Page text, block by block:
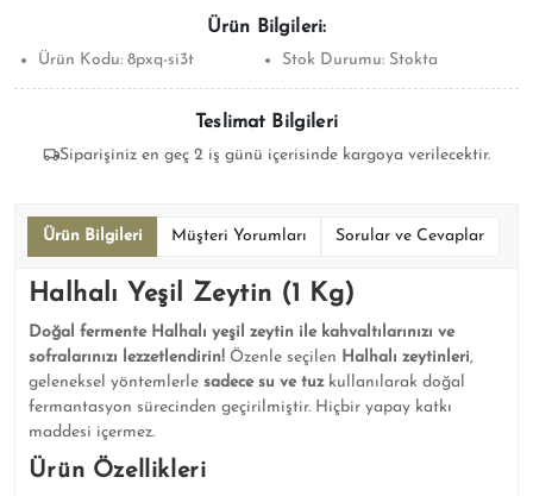
Ürün Bilgileri:
Ürün Kodu: 8pxq-si3t Stok Durumu:Stokta
Teslimat Bilgileri
Siparişiniz en geç 2 iş günü içerisinde kargoya verilecektir.
Ürün Bilgileri Müşteri Yorumları Sorular ve Cevaplar
Halhalı Yeşil Zeytin (1 Kg)
Doğal fermente Halhalı yeşil zeytin ile kahvaltılarınızı ve
sofralarınızı lezzetlendirin!Özenle seçilen Halhalı zeytinleri,
geleneksel yöntemlerle sadece su ve tuzkullanılarak doğal
fermantasyon sürecinden geçirilmiştir. Hiçbir yapay katkı
maddesi içermez.
Ürün Özellikleri